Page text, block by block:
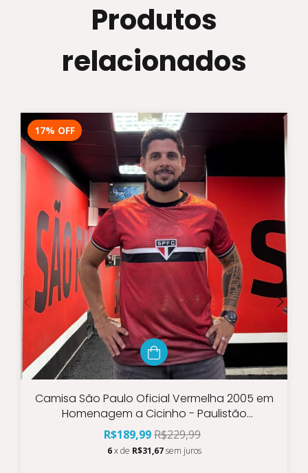
Produtos
relacionados
17% OFF
Camisa São Paulo Oficial Vermelha 2005 em
Homenagem a Cicinho - Paulistão
Libertadores Mundial
R$189,99R$229,99
6 x de R$31,67 sem juros